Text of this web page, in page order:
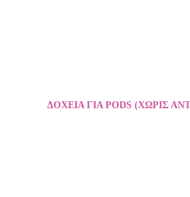
ΔΟΧΕΙΑ ΓΙΑ PODS (ΧΩΡΙΣ